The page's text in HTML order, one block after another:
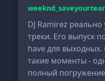
DJ Ramirez
треки. Его выпуск
have для
такие моменты -
полный